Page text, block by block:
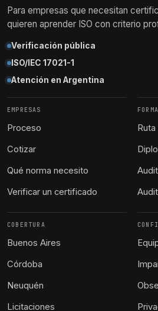
Para empresas que necesitan
quieren aprender ISO con criterio
Verificación pública
ISO/IEC 17021-1
Atención en Argentina
EMPRESAS
Proceso
Cotizar
Qué norma necesito
Verificar un certificado
COBERTURA
Buenos Aires
Córdoba
Neuquén
Licitaciones